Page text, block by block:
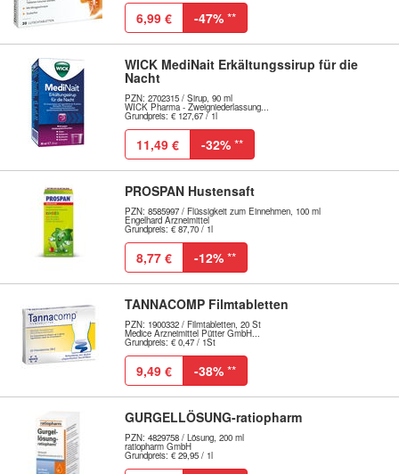
6,99 € -47% **
WICK MediNait Erkältungssirup für die
Nacht
PZN: 2702315 / Sirup, 90 ml
WICK Pharma - Zweigniederlassung...
Grundpreis: € 127,67 / 1l
11,49 € -32% **
PROSPAN Hustensaft
PZN: 8585997 / Flüssigkeit zum Einnehmen, 100 ml
Engelhard Arzneimittel
Grundpreis: € 87,70 / 1l
8,77 € -12% **
TANNACOMP Filmtabletten
PZN: 1900332 / Filmtabletten, 20 St
Medice Arzneimittel Pütter GmbH...
Grundpreis: € 0,47 / 1St
9,49 € -38% **
GURGELLÖSUNG-ratiopharm
PZN: 4829758 / Lösung, 200 ml
ratiopharm GmbH
Grundpreis: € 29,95 / 1l